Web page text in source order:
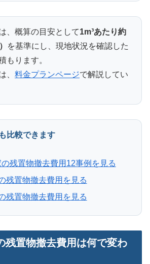
、概算の目安として1m³あたり約
を基準にし、現地状況を確認した
もります。
、 料金プランページで解説してい
比較できます
残置物撤去費用12事例を見る
残置物撤去費用を見る
残置物撤去費用を見る
残置物撤去費用は何で変わ